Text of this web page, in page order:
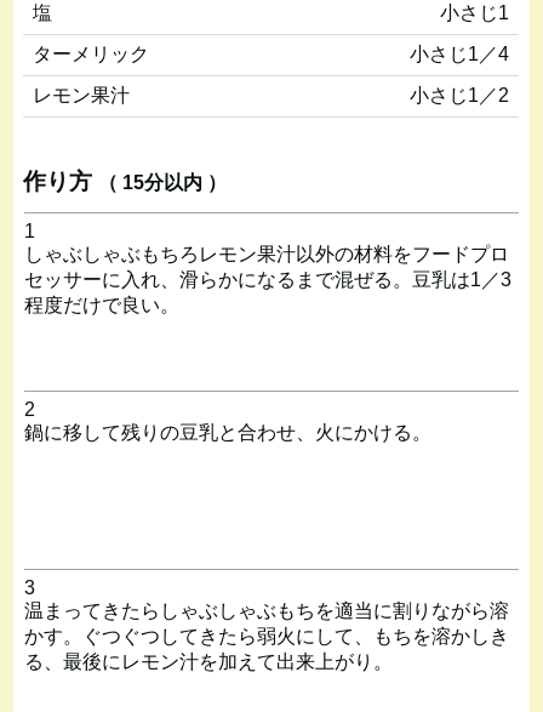
塩
小さじ1
ターメリック
小さじ1／4
レモン果汁
小さじ1／2
作り方 （ 15分以内 ）
1
しゃぶしゃぶもちろレモン果汁以外の材料をフードプロ
セッサーに入れ、滑らかになるまで混ぜる。豆乳は1／3
程度だけで良い。
2
鍋に移して残りの豆乳と合わせ、火にかける。
3
温まってきたらしゃぶしゃぶもちを適当に割りながら溶
かす。ぐつぐつしてきたら弱火にして、もちを溶かしき
る、最後にレモン汁を加えて出来上がり。